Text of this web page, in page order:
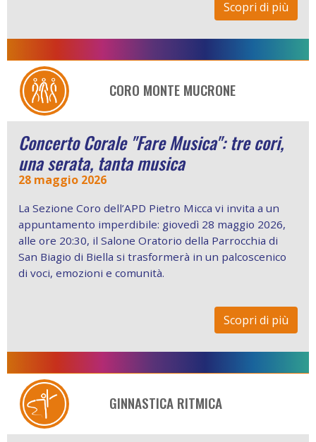
Scopri di più
CORO MONTE MUCRONE
Concerto Corale "Fare Musica": tre cori,
una serata, tanta musica
28 maggio 2026
La Sezione Coro dell’APD Pietro Micca vi invita a un
appuntamento imperdibile: giovedì 28 maggio 2026,
alle ore 20:30, il Salone Oratorio della Parrocchia di
San Biagio di Biella si trasformerà in un palcoscenico
di voci, emozioni e comunità.
Scopri di più
GINNASTICA RITMICA